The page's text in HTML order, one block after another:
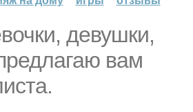
девушки,
вам